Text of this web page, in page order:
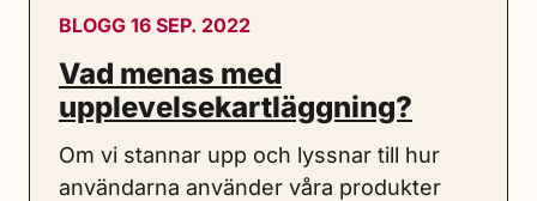
BLOGG 16 SEP. 2022
Vad menas med
upplevelsekartläggning?
Om vi stannar upp och lyssnar till hur
användarna använder våra produkter